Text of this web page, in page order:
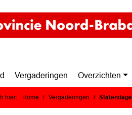
pagina
Vergaderingen Overzichten
hier: Home Vergaderingen